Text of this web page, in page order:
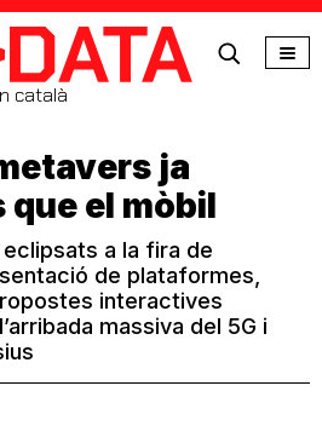
català
ja
el mòbil
a la fira de
de plataformes,
interactives
massiva del 5G i